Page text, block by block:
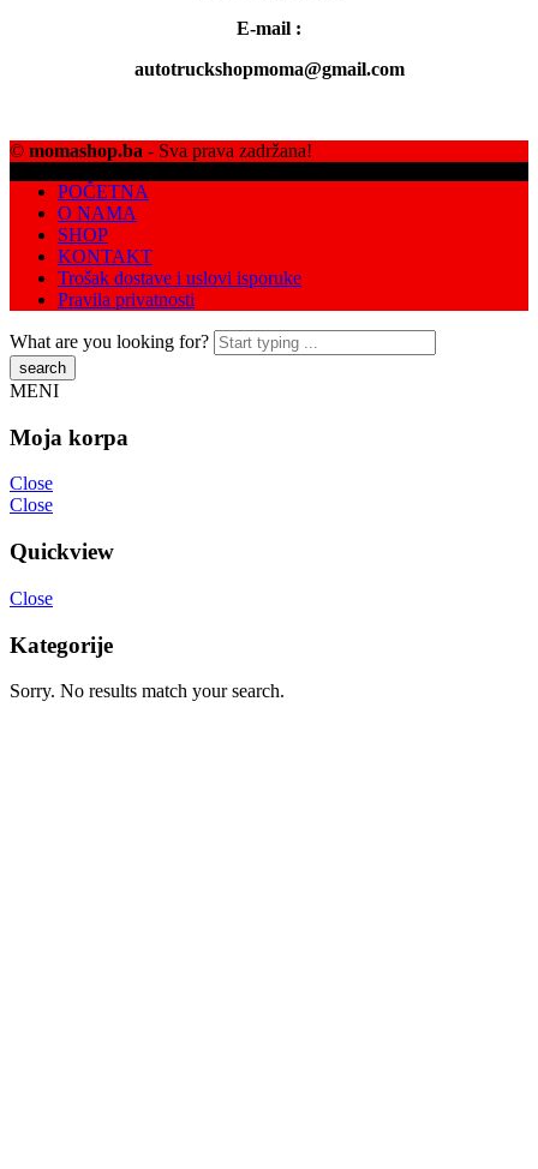
E-mail :
autotruckshopmoma@gmail.com
© momashop.ba - Sva prava zadržana!
POČETNA
O NAMA
SHOP
KONTAKT
Trošak dostave i uslovi isporuke
Pravila privatnosti
What are you looking for?
MENI
Moja korpa
Close
Close
Quickview
Close
Kategorije
Sorry. No results match your search.